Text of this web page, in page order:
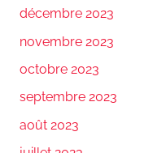
décembre 2023
novembre 2023
octobre 2023
septembre 2023
août 2023